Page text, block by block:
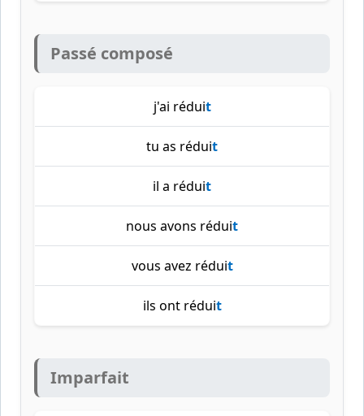
Passé composé
j'ai réduit
tu as réduit
il a réduit
nous avons réduit
vous avez réduit
ils ont réduit
Imparfait